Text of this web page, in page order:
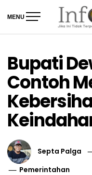
MENU
Bupati
Contoh
Septa Palga
Pemerintahan